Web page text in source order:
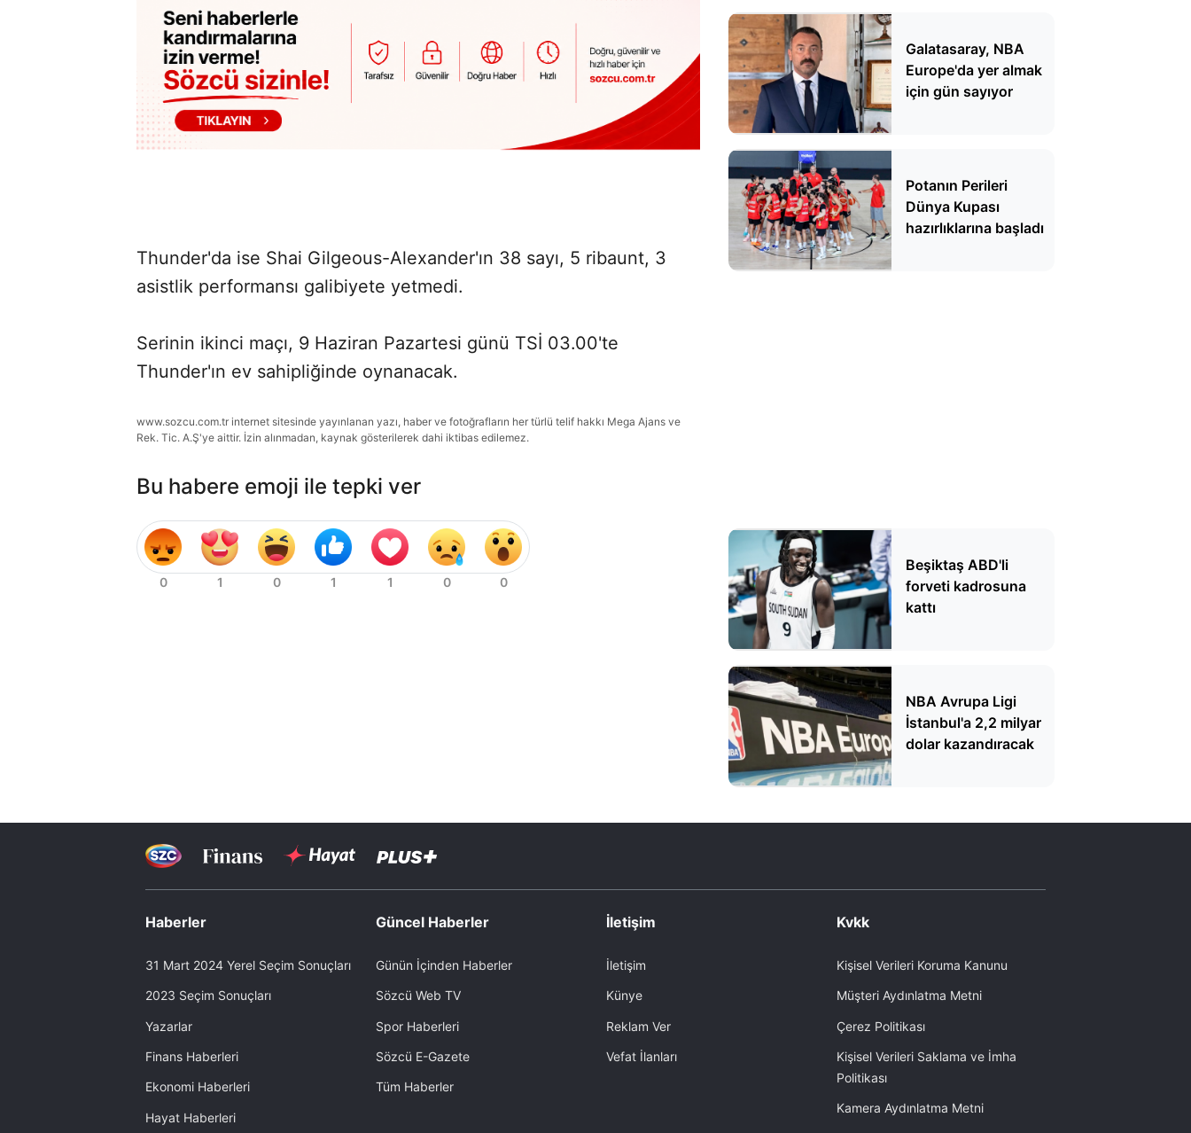
Thunder'da ise Shai Gilgeous-Alexander'ın 38 sayı, 5 ribaunt, 3
asistlik performansı galibiyete yetmedi.
Serinin ikinci maçı, 9 Haziran Pazartesi günü TSİ 03.00'te
Thunder'ın ev sahipliğinde oynanacak.
www.sozcu.com.tr internet sitesinde yayınlanan yazı, haber ve fotoğrafların her türlü telif hakkı Mega Ajans ve
Rek. Tic. A.Ş'ye aittir. İzin alınmadan, kaynak gösterilerek dahi iktibas edilemez.
Bu habere emoji ile tepki ver
Galatasaray, NBA
Europe'da yer almak
için gün sayıyor
Potanın Perileri
Dünya Kupası
hazırlıklarına başladı
Beşiktaş ABD'li
forveti kadrosuna
kattı
NBA Avrupa Ligi
İstanbul'a 2,2 milyar
dolar kazandıracak
Haberler
31 Mart 2024 Yerel Seçim Sonuçları
2023 Seçim Sonuçları
Yazarlar
Finans Haberleri
Ekonomi Haberleri
Hayat Haberleri
Güncel Haberler
Günün İçinden Haberler
Sözcü Web TV
Spor Haberleri
Sözcü E-Gazete
Tüm Haberler
İletişim
İletişim
Künye
Reklam Ver
Vefat İlanları
Kvkk
Kişisel Verileri Koruma Kanunu
Müşteri Aydınlatma Metni
Çerez Politikası
Kişisel Verileri Saklama ve İmha
Politikası
Kamera Aydınlatma Metni